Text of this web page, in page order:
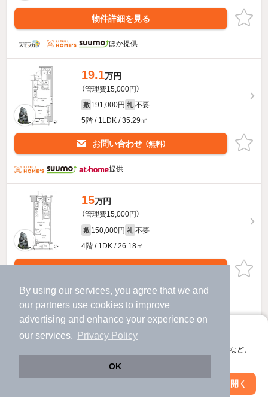
By using our services, you agree that we and
our partners use cookies to improve
advertising and enhance your experience on
our services.
Privacy Policy
OK
アプリに切り替えて、サクサクお部屋探し
会員登録なしですぐ使える。マップ検索やお気に入り保存など、
アプリを開く
物件詳細を見る
ほか提供
19.1万円
（管理費15,000円）
敷 191,000円 礼 不要
5階 / 1LDK / 35.29㎡
お問い合わせ （無料）
提供
15万円
（管理費15,000円）
敷 150,000円 礼 不要
4階 / 1DK / 26.18㎡
提供
ザ・パークハビオSOHO高田馬場テラスのすべての部屋を見る
1ページ目
全35ページ
物件数1,364件 2026年08月10日
絞り込み条件を変更